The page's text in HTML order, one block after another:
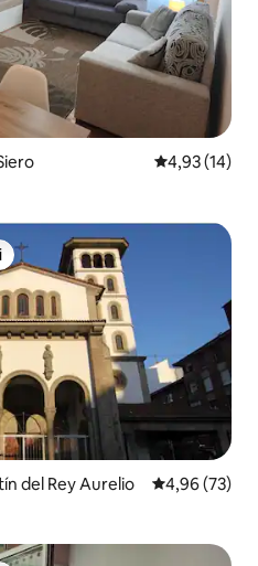
Priemerné
4,93 (14)
del Rey Aurelio Priemerné
4,96 (73)